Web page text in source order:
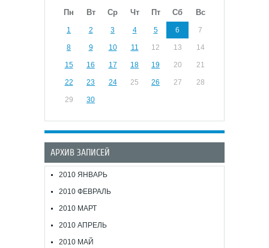
Пн
Вт Ср Чт Пт Сб Вс
1 2 3 4 5 6 7
8 9 10 11 12 13 14
15 16 17 18 19 20 21
22 23 24 25 26 27 28
29 30
АРХИВ ЗАПИСЕЙ
2010 ЯНВАРЬ
2010 ФЕВРАЛЬ
2010 МАРТ
2010 АПРЕЛЬ
2010 МАЙ